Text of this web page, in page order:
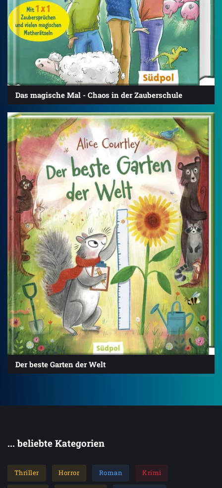
Das magische Mal - Chaos in der Zauberschule
Der beste Garten der Welt
... beliebte Kategorien
Thriller Horror Roman Krimi